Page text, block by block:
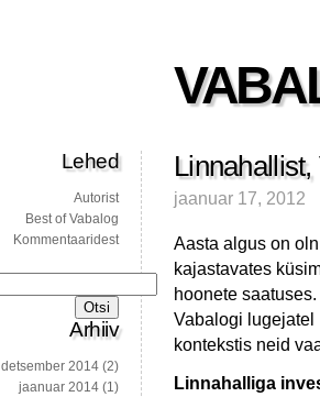
jaanuar 17, 2012
Aasta algus on
kajastavates
hoonete
Vabalogi lugejatel
kontekstis neid
Linnahalliga
Lehed
Autorist
Best of Vabalog
Kommentaaridest
Arhiiv
detsember 2014 (2)
jaanuar 2014 (1)